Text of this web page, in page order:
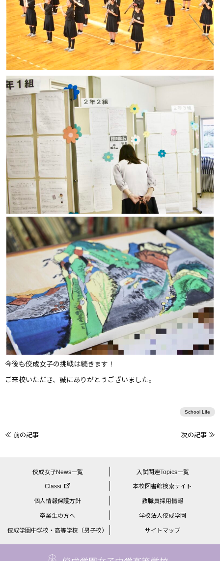
今後も佼成女子の挑戦は続きます！
ご来校いただき、誠にありがとうございました。
School Life
前
の
リ
≪ 前の記事 次の記事 ≫
佼成女子News一覧 入試関連Topics一覧
Classi 本校図書館検索サイト
個人情報保護方針 教職員採用情報
卒業生の方へ 学校法人佼成学園
佼成学園中学校・高等学校（男子校） サイトマップ